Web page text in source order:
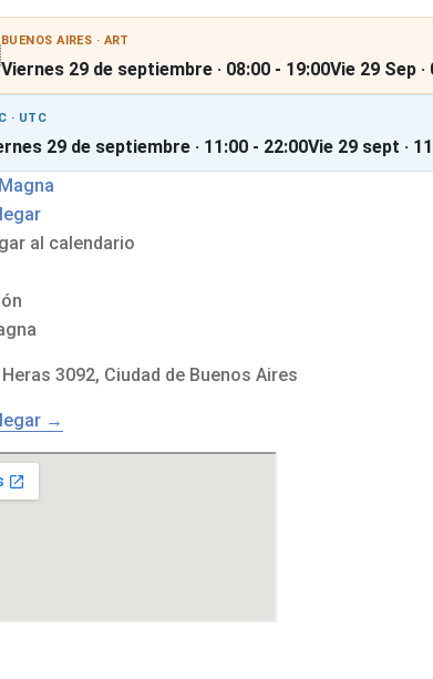
BUENOS AIRES · ART
Viernes 29 de septiembre · 08:00 - 19:00Vie 29 Sep
· UTC
29 de septiembre · 11:00 - 22:00Vie 29 sept ·
al calendario
3092, Ciudad de Buenos Aires
→